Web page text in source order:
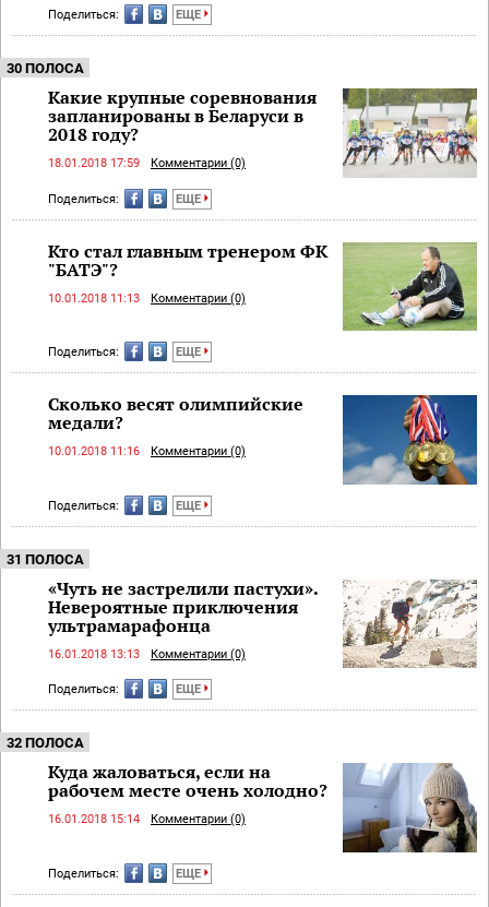
Поделиться: ЕЩЕ
30 ПОЛОСА
Какие крупные соревнования
запланированы в Беларуси в
2018 году?
18.01.2018 17:59 Комментарии (0)
Поделиться: ЕЩЕ
Кто стал главным тренером ФК
"БАТЭ"?
10.01.2018 11:13 Комментарии (0)
Поделиться: ЕЩЕ
Сколько весят олимпийские
медали?
10.01.2018 11:16 Комментарии (0)
Поделиться: ЕЩЕ
31 ПОЛОСА
«Чуть не застрелили пастухи».
Невероятные приключения
ультрамарафонца
16.01.2018 13:13 Комментарии (0)
Поделиться: ЕЩЕ
32 ПОЛОСА
Куда жаловаться, если на
рабочем месте очень холодно?
16.01.2018 15:14 Комментарии (0)
Поделиться: ЕЩЕ